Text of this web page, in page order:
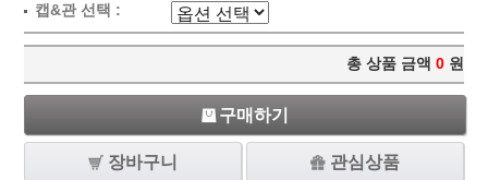
캡&관 선택 :
총 상품 금액 0 원
구매하기
장바구니 관심상품